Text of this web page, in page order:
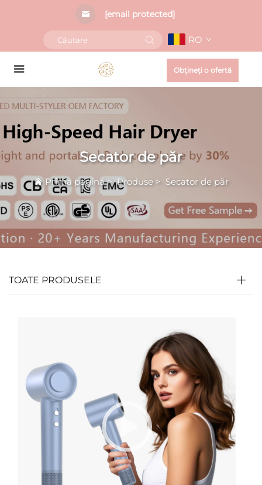
[email protected]
RO
Obțineți o ofertă
Secator de păr
Prima pagină>Produse> Secator de păr
TOATE PRODUSELE